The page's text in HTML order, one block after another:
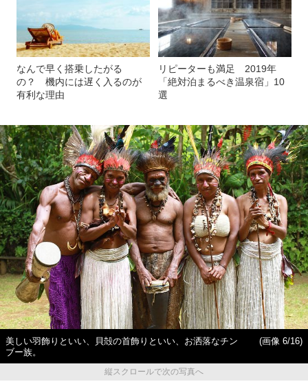
なんで早く搭乗したがる
の？ 機内には遅く入るのが
有利な理由
リピーターも満足 2019年
「絶対泊まるべき温泉宿」10
選
美しい羽飾りといい、貝殻の首飾りといい、お洒落なチン
ブー族。
(画像 6/16)
縦スクロールで次の写真へ